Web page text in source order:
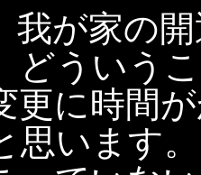
我が家の
どういう
更に時間
思います